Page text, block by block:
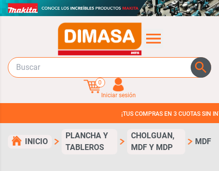
0
Iniciar sesión
¡TUS COMPRAS EN 3 CUOTAS SIN INTERES!
INICIO
PLANCHA Y
TABLEROS
CHOLGUAN,
MDF Y MDP
MDF